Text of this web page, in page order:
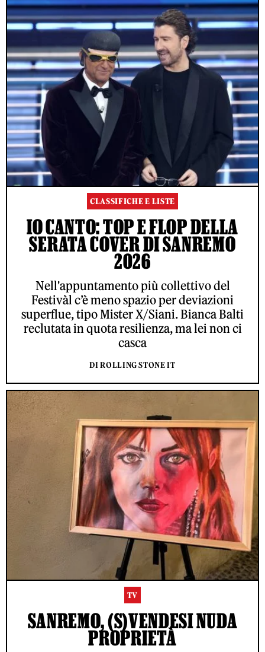
CLASSIFICHE E LISTE
IO CANTO: TOP E FLOP DELLA
SERATA COVER DI SANREMO
2026
Nell'appuntamento più collettivo del
Festivàl c’è meno spazio per deviazioni
superflue, tipo Mister X/Siani. Bianca Balti
reclutata in quota resilienza, ma lei non ci
casca
DI ROLLING STONE IT
TV
SANREMO, (S)VENDESI NUDA
PROPRIETÀ